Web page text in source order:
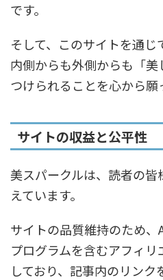
です。
そして、このサイトを通
内側からも外側からも「
つけられることを心から願
サイトの収益と公平性
美スパークルは、読者の
えています。
サイトの品質維持のため、
プログラムを含むアフィ
しており、記事内のリン